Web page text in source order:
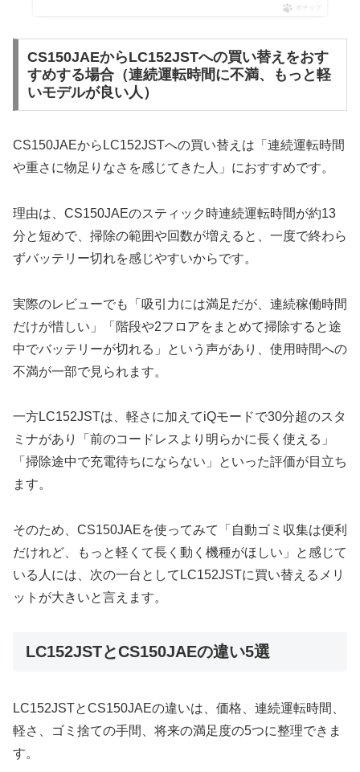
ポチップ
CS150JAEからLC152JSTへの買い替えをおす
すめする場合（連続運転時間に不満、もっと軽
いモデルが良い人）
CS150JAEからLC152JSTへの買い替えは「連続運転時間
や重さに物足りなさを感じてきた人」におすすめです。
理由は、CS150JAEのスティック時連続運転時間が約13
分と短めで、掃除の範囲や回数が増えると、一度で終わら
ずバッテリー切れを感じやすいからです。
実際のレビューでも「吸引力には満足だが、連続稼働時間
だけが惜しい」「階段や2フロアをまとめて掃除すると途
中でバッテリーが切れる」という声があり、使用時間への
不満が一部で見られます。
一方LC152JSTは、軽さに加えてiQモードで30分超のスタ
ミナがあり「前のコードレスより明らかに長く使える」
「掃除途中で充電待ちにならない」といった評価が目立ち
ます。
そのため、CS150JAEを使ってみて「自動ゴミ収集は便利
だけれど、もっと軽くて長く動く機種がほしい」と感じて
いる人には、次の一台としてLC152JSTに買い替えるメリ
ットが大きいと言えます。
LC152JSTとCS150JAEの違い5選
LC152JSTとCS150JAEの違いは、価格、連続運転時間、
軽さ、ゴミ捨ての手間、将来の満足度の5つに整理できま
す。